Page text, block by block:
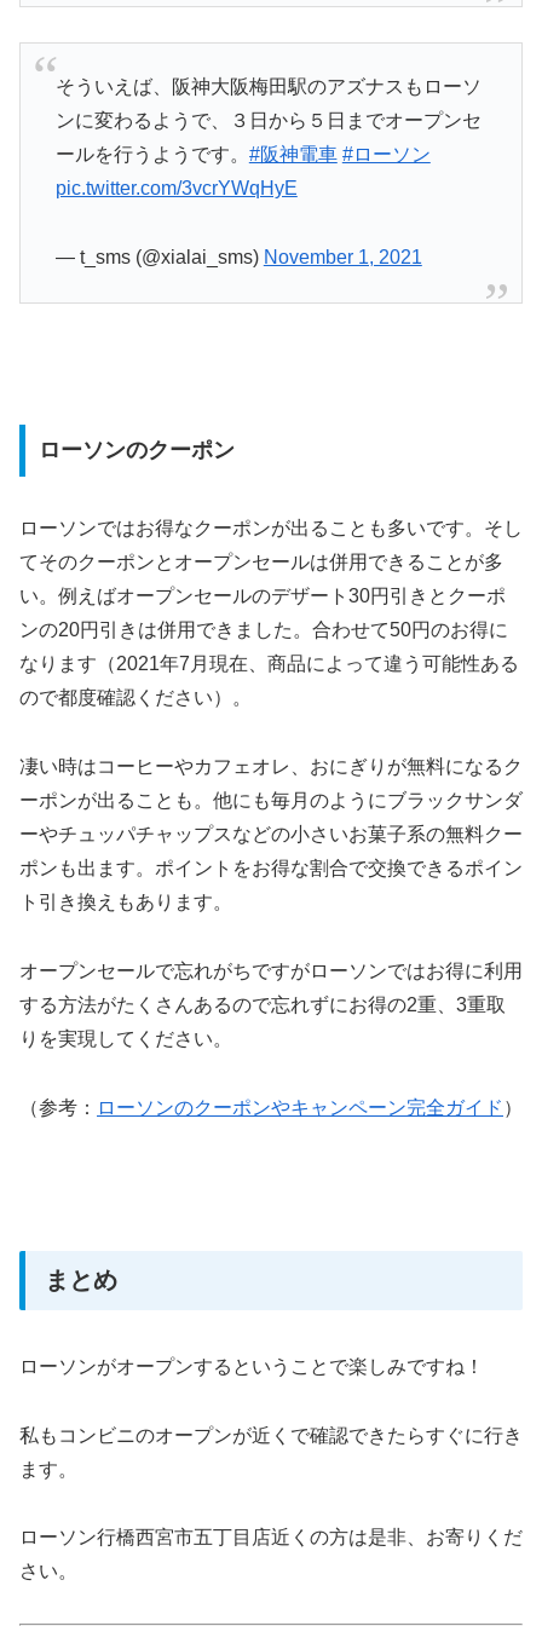
そういえば、阪神大阪梅田駅のアズナスもローソ
ンに変わるようで、３日から５日までオープンセ
ールを行うようです。 #阪神電車 #ローソン
pic.twitter.com/3vcrYWqHyE
— t_sms (@xialai_sms) November 1, 2021
ローソンのクーポン
ローソンではお得なクーポンが出ることも多いです。そし
てそのクーポンとオープンセールは併用できることが多
い。例えばオープンセールのデザート30円引きとクーポ
ンの20円引きは併用できました。合わせて50円のお得に
なります（2021年7月現在、商品によって違う可能性ある
ので都度確認ください）。
凄い時はコーヒーやカフェオレ、おにぎりが無料になるク
ーポンが出ることも。他にも毎月のようにブラックサンダ
ーやチュッパチャップスなどの小さいお菓子系の無料クー
ポンも出ます。ポイントをお得な割合で交換できるポイン
ト引き換えもあります。
オープンセールで忘れがちですがローソンではお得に利用
する方法がたくさんあるので忘れずにお得の2重、3重取
りを実現してください。
（参考： ローソンのクーポンやキャンペーン完全ガイド ）
まとめ
ローソンがオープンするということで楽しみですね！
私もコンビニのオープンが近くで確認できたらすぐに行き
ます。
ローソン行橋西宮市五丁目店近くの方は是非、お寄りくだ
さい。